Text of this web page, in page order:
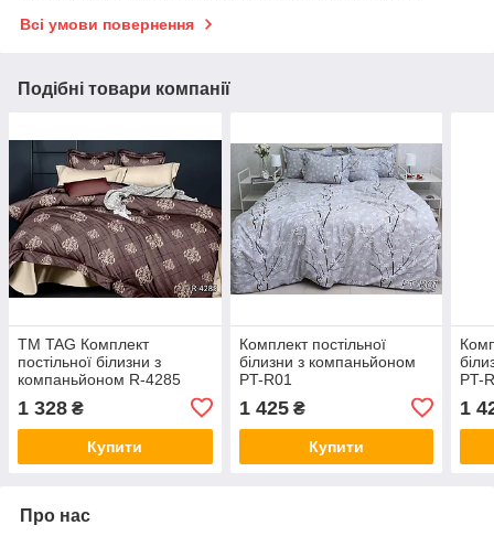
Всі умови повернення
Подібні товари компанії
ТМ TAG Комплект
постільної білизни з
компаньйоном R-4285
1 328 ₴
Купити
Комплект постільної
білизни з компаньйоном
PT-R01
1 425₴
Купити
PT-
1
Про нас